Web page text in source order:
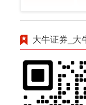
大牛证券_大